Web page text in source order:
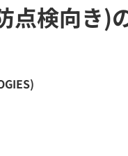
点検向き)